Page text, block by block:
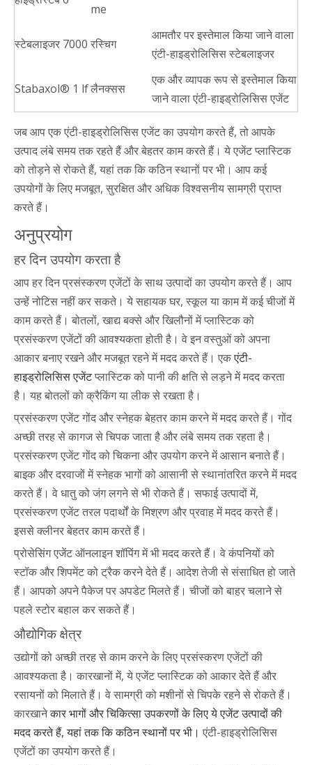
me
स्टेबलाइजर 7000 रस्चिग
आमतौर पर इस्तेमाल किया जाने वाला
एंटी-हाइड्रोलिसिस स्टेबलाइजर
Stabaxol® 1 lfलैनक्सस
एक और व्यापक रूप से इस्तेमाल किया
जाने वाला एंटी-हाइड्रोलिसिस एजेंट
जब आप एक एंटी-हाइड्रोलिसिस एजेंट का उपयोग करते हैं, तो आपके
उत्पाद लंबे समय तक रहते हैं और बेहतर काम करते हैं। ये एजेंट प्लास्टिक
को तोड़ने से रोकते हैं, यहां तक ​​कि कठिन स्थानों पर भी। आप कई
उपयोगों के लिए मजबूत, सुरक्षित और अधिक विश्वसनीय सामग्री प्राप्त
करते हैं।
अनुप्रयोग
हर दिन उपयोग करता है
आप हर दिन प्रसंस्करण एजेंटों के साथ उत्पादों का उपयोग करते हैं। आप
उन्हें नोटिस नहीं कर सकते। ये सहायक घर, स्कूल या काम में कई चीजों में
काम करते हैं। बोतलों, खाद्य बक्से और खिलौनों में प्लास्टिक को
प्रसंस्करण एजेंटों की आवश्यकता होती है। वे इन वस्तुओं को अपना
आकार बनाए रखने और मजबूत रहने में मदद करते हैं। एकएंटी-
हाइड्रोलिसिस एजेंटप्लास्टिक को पानी की क्षति से लड़ने में मदद करता
है। यह बोतलों को क्रैकिंग या लीक से रखता है।
प्रसंस्करण एजेंट गोंद और स्नेहक बेहतर काम करने में मदद करते हैं। गोंद
अच्छी तरह से कागज से चिपक जाता है और लंबे समय तक रहता है।
प्रसंस्करण एजेंट गोंद को चिकना और उपयोग करने में आसान बनाते हैं।
बाइक और दरवाजों में स्नेहक भागों को आसानी से स्थानांतरित करने में मदद
करते हैं। वे धातु को जंग लगने से भी रोकते हैं। सफाई उत्पादों में,
प्रसंस्करण एजेंट तरल पदार्थों के मिश्रण और प्रवाह में मदद करते हैं।
इससे क्लीनर बेहतर काम करते हैं।
प्रोसेसिंग एजेंट ऑनलाइन शॉपिंग में भी मदद करते हैं। वे कंपनियों को
स्टॉक और शिपमेंट को ट्रैक करने देते हैं। आदेश तेजी से संसाधित हो जाते
हैं। आपको अपने पैकेज पर अपडेट मिलते हैं। चीजों को बाहर चलाने से
पहले स्टोर बहाल कर सकते हैं।
औद्योगिक क्षेत्र
उद्योगों को अच्छी तरह से काम करने के लिए प्रसंस्करण एजेंटों की
आवश्यकता है। कारखानों में, ये एजेंट प्लास्टिक को आकार देते हैं और
रसायनों को मिलाते हैं। वे सामग्री को मशीनों से चिपके रहने से रोकते हैं।
कारखानेकार भागों और चिकित्सा उपकरणों के लिए ये एजेंट उत्पादों की
मदद करते हैं, यहां तक ​​कि कठिन स्थानों पर भी। एंटी-हाइड्रोलिसिस
एजेंटों का उपयोग करते हैं।